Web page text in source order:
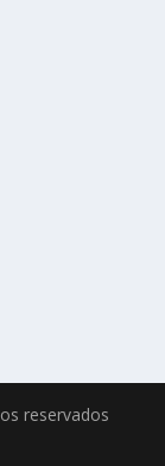
reservados